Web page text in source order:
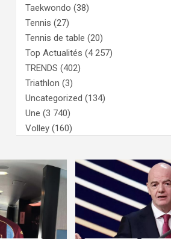
Taekwondo (38)
Tennis (27)
Tennis de table (20)
Top Actualités (4 257)
TRENDS (402)
Triathlon (3)
Uncategorized (134)
Une (3 740)
Volley (160)